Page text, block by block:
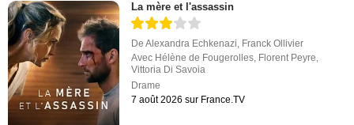
La mère et l'assassin
DeAlexandra Echkenazi, Franck Ollivier
Avec Hélène de Fougerolles, Florent Peyre,
Vittoria Di Savoia
Drame
7 août 2026 sur France.TV